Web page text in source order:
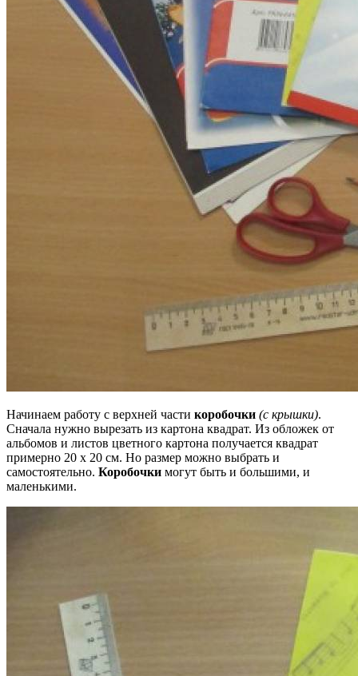
Начинаем работу с верхней части коробочки (с крышки).
Сначала нужно вырезать из картона квадрат. Из обложек от
альбомов и листов цветного картона получается квадрат
примерно 20 x 20 см. Но размер можно выбрать и
самостоятельно. Коробочки могут быть и большими, и
маленькими.